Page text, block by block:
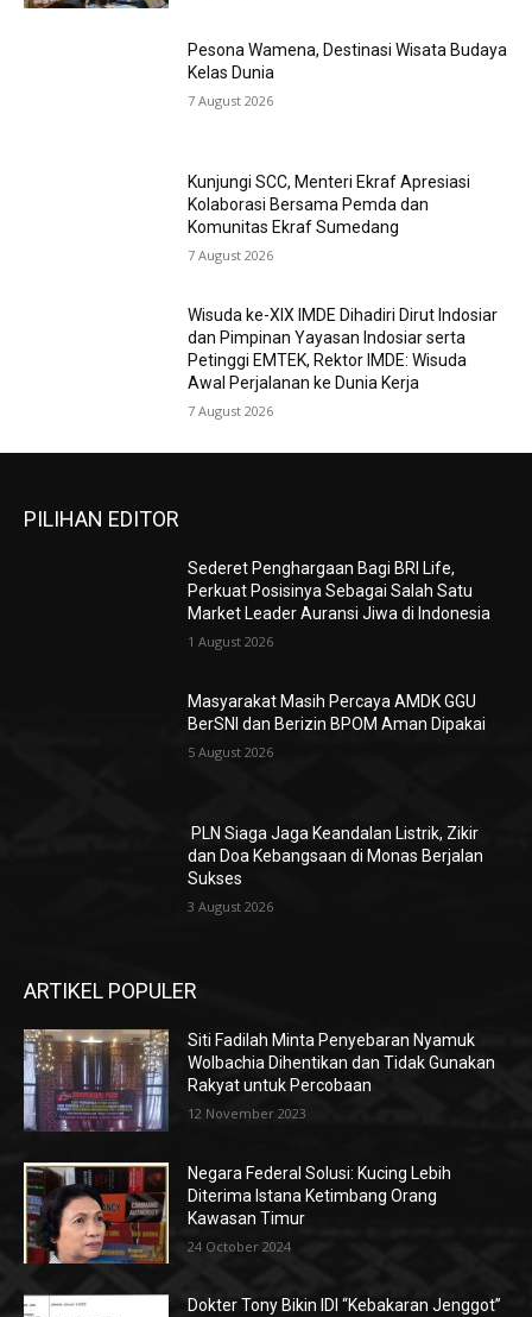
Pesona Wamena, Destinasi Wisata Budaya
Kelas Dunia
7 August 2026
Kunjungi SCC, Menteri Ekraf Apresiasi
Kolaborasi Bersama Pemda dan
Komunitas Ekraf Sumedang
7 August 2026
Wisuda ke-XIX IMDE Dihadiri Dirut Indosiar
dan Pimpinan Yayasan Indosiar serta
Petinggi EMTEK, Rektor IMDE: Wisuda
Awal Perjalanan ke Dunia Kerja
7 August 2026
PILIHAN EDITOR
Sederet Penghargaan Bagi BRI Life,
Perkuat Posisinya Sebagai Salah Satu
Market Leader Auransi Jiwa di Indonesia
1 August 2026
Masyarakat Masih Percaya AMDK GGU
BerSNI dan Berizin BPOM Aman Dipakai
5 August 2026
PLN Siaga Jaga Keandalan Listrik, Zikir
dan Doa Kebangsaan di Monas Berjalan
Sukses
3 August 2026
ARTIKEL POPULER
Siti Fadilah Minta Penyebaran Nyamuk
Wolbachia Dihentikan dan Tidak Gunakan
Rakyat untuk Percobaan
12 November 2023
Negara Federal Solusi: Kucing Lebih
Diterima Istana Ketimbang Orang
Kawasan Timur
24 October 2024
Dokter Tony Bikin IDI “Kebakaran Jenggot”